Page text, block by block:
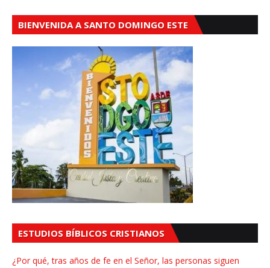
BIENVENIDA A SANTO DOMINGO ESTE
ESTUDIOS BÍBLICOS CRISTIANOS
¿Por qué, tras años de fe en el Señor, las personas siguen